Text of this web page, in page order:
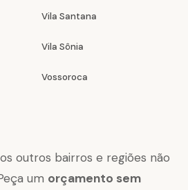
Vila Santana
Vila Sônia
Vossoroca
outros bairros e regiões não
um orçamento sem